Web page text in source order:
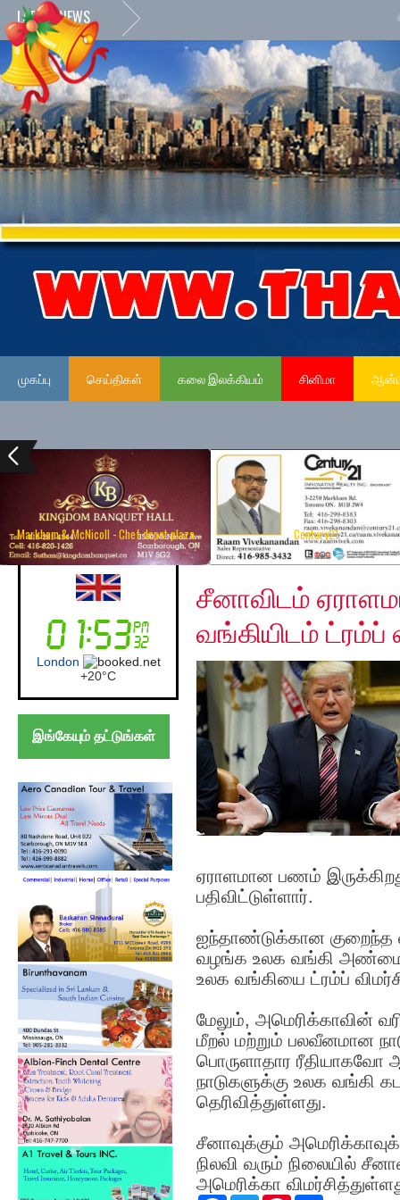
LATEST NEWS
முகப்பு செய்திகள் கலை இலக்கியம் சினிமா
Markham & McNicoll - Chef depot plaza Century21
Australia (Sydney)
Sydney
+17°C
இங்கேயும் தட்டுங்கள்
Saturday, December
சீனாவிடம்
வங்கியிடம்
ஏராளமான பணம்
பதிவிட்டுள்ளார்.
ஐந்தாண்டுக்கான குறைந்த
வழங்க உலக வங்கி
உலக வங்கியை ட்ரம்ப்
மேலும், அமெரிக்காவின்
மீறல் மற்றும் பலவீனமான
பொருளாதார ரீதியாகவோ
நாடுகளுக்கு உலக வங்கி
தெரிவித்துள்ளது.
சீனாவுக்கும்
நிலவி வரும் நிலையில்
அமெரிக்கா